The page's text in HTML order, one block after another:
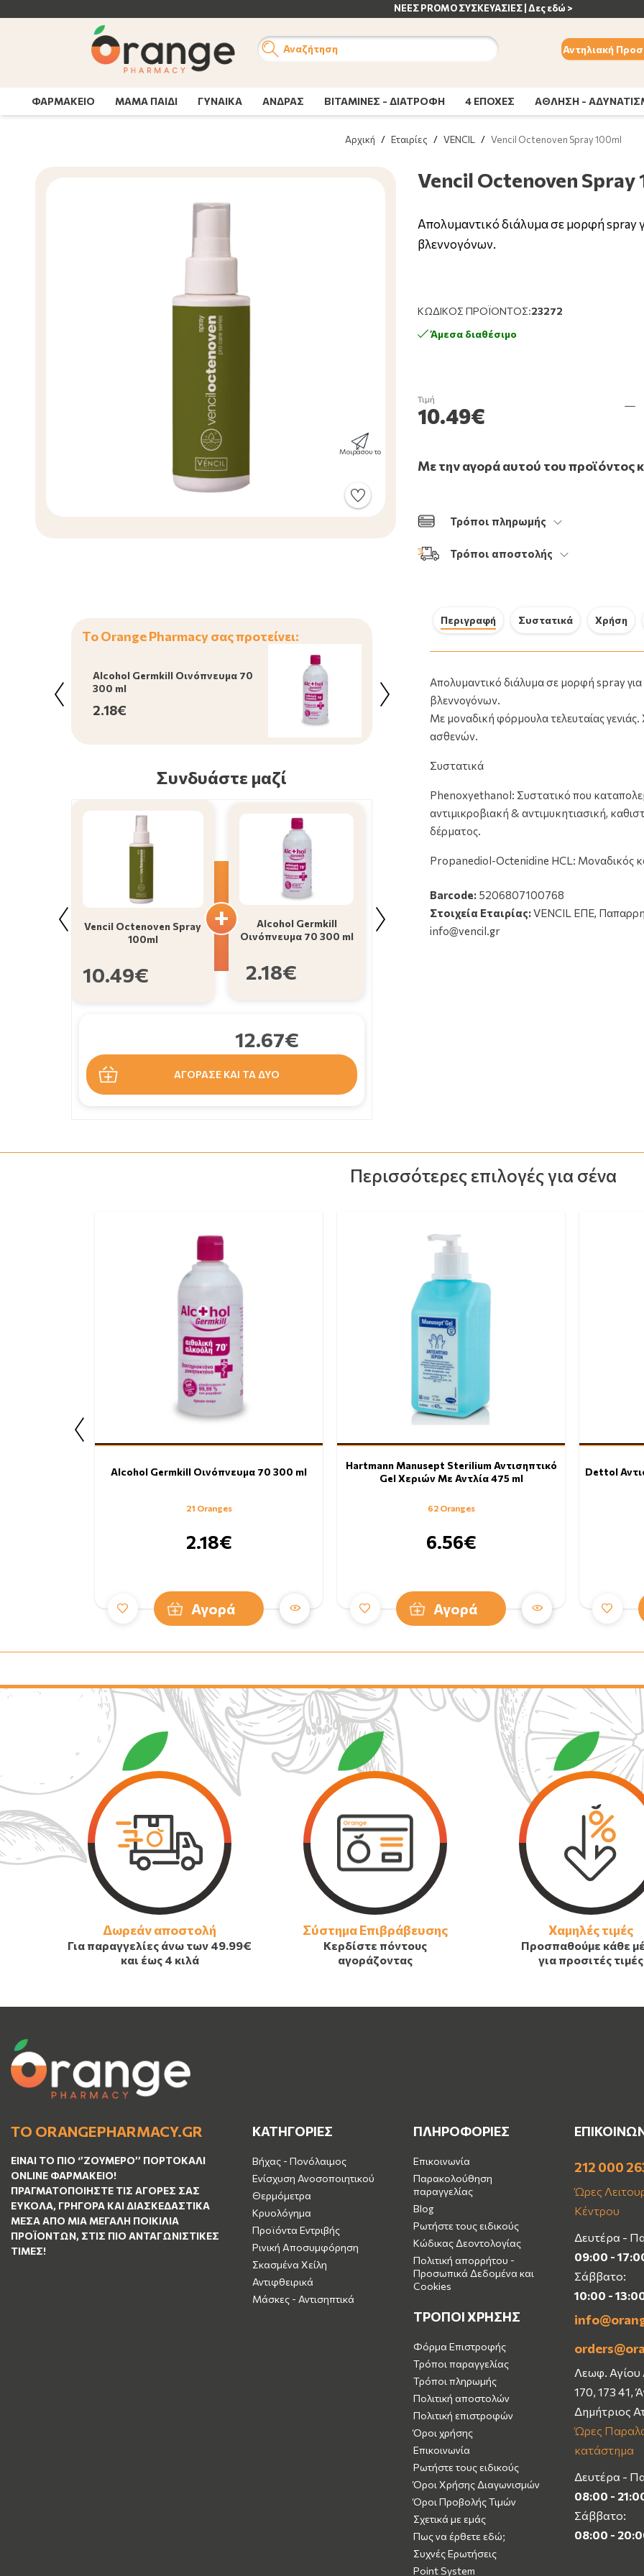
ΝΕΕΣ PROMO ΣΥΣΚΕΥΑΣΙΕΣ | Δες εδώ >
Αναζήτηση Αντηλιακή
ΦΑΡΜΑΚΕΙΟ ΜΑΜΑ ΠΑΙΔΙ ΓΥΝΑΙΚΑ ΑΝΔΡΑΣ ΒΙΤΑΜΙΝΕΣ - ΔΙΑΤΡΟΦΗ 4 ΕΠΟΧΕΣ ΑΘΛΗΣΗ -
Αρχική / Εταιρίες / VENCIL / Vencil Octenoven Spray 100ml
Μοιράσου το
Vencil Octenoven Spray
Απολυμαντικό διάλυμα σε μορφή spray
βλεννογόνων.
ΚΩΔΙΚΌΣ ΠΡΟΪΌΝΤΟΣ:23272
Άμεσα διαθέσιμο
Τιμή
10.49€
Με την αγορά αυτού του προϊόντος
Τρόποι πληρωμής
Τρόποι αποστολής
Περιγραφή Συστατικά Χρήση
Απολυμαντικό διάλυμα σε μορφή spray
βλεννογόνων.
Με μοναδική φόρμουλα τελευταίας
ασθενών.
Συστατικά
Phenoxyethanol: Συστατικό που
αντιμικροβιακή & αντιμυκητιασική,
δέρματος.
Propanediol-Οctenidine HCL: Μοναδικός
Glycerin: Ενδυναμώνει τον επιδερμικό
εξωτερικές επιθέσεις κι ερεθιστικούς
Ενδείξεις
Barcode: 5206807100768
Στοιχεία Εταιρίας:VENCIL ΕΠΕ,
info@vencil.gr
Το Orange Pharmacy σας προτείνει:
Alcohol Germkill Οινόπνευμα 70
300 ml
2.18€
Αντισηπτικό Gel Χεριών Με
Αντλία 475 ml
Συνδυάστε μαζί
Vencil Octenoven Spray
100ml
10.49€
Alcohol Germkill
Οινόπνευμα 70 300 ml
2.18€
12.67€
ΑΓΟΡΑΣΕ ΚΑΙ ΤΑ ΔΥΟ
Vencil Octenoven Spray
100ml
Hartmann
Sterilium
Περισσότερες επιλογές για σένα
Alcohol Germkill Οινόπνευμα 70 300 ml
21 Oranges
2.18€
Αγορά
Hartmann Manusept Sterilium Αντισηπτικό
Gel Χεριών Με Αντλία 475 ml
62 Oranges
6.56€
Αγορά
Dettol
Δωρεάν αποστολή
Για παραγγελίες άνω των 49.99€
και έως 4 κιλά
Σύστημα Επιβράβευσης
Κερδίστε πόντους
αγοράζοντας
Χαμηλές τιμές
Προσπαθούμε κάθε
για προσιτές τιμές
ΤΟ ORANGEPHARMACY.GR
ΕΊΝΑΙ ΤO ΠΙΟ ‘’ΖΟΥΜΕΡΌ’’ ΠΟΡΤΟΚΑΛΊ
ΟNLINE ΦΑΡΜΑΚΕΊΟ!
ΠΡΑΓΜΑΤΟΠΟΙΉΣΤΕ ΤΙΣ ΑΓΟΡΈΣ ΣΑΣ
ΕΎΚΟΛΑ, ΓΡΉΓΟΡΑ ΚΑΙ ΔΙΑΣΚΕΔΑΣΤΙΚΆ
ΜΈΣΑ ΑΠΌ ΜΙΑ ΜΕΓΆΛΗ ΠΟΙΚΙΛΊΑ
ΠΡΟΪΌΝΤΩΝ, ΣΤΙΣ ΠΙΟ ΑΝΤΑΓΩΝΙΣΤΙΚΈΣ
ΤΙΜΈΣ!
ΚΑΤΗΓΟΡΙΕΣ
Βήχας - Πονόλαιμος
Ενίσχυση Ανοσοποιητικού
Θερμόμετρα
Κρυολόγημα
Προϊόντα Εντριβής
Ρινική Αποσυμφόρηση
Σκασμένα Χείλη
Αντιφθειρικά
Μάσκες - Αντισηπτικά
ΠΛΗΡΟΦΟΡΙΕΣ
Επικοινωνία
Παρακολούθηση
παραγγελίας
Blog
Ρωτήστε τους ειδικούς
Κώδικας Δεοντολογίας
Πολιτική απορρήτου -
Προσωπικά Δεδομένα και
Cookies
ΤΡΟΠΟΙ ΧΡΗΣΗΣ
Φόρμα Επιστροφής
Τρόποι παραγγελίας
Τρόποι πληρωμής
Πολιτική αποστολών
Πολιτική επιστροφών
Όροι χρήσης
Επικοινωνία
Ρωτήστε τους ειδικούς
Όροι Χρήσης Διαγωνισμών
Όροι Προβολής Τιμών
Σχετικά με εμάς
Πως να έρθετε εδώ;
Συχνές Ερωτήσεις
Point System
212 000
Ώρες
Κέντρου
Δευτέρα -
09:00 -
Σάββατο:
10:00 -
Λεωφ. Αγίου
170, 173 41,
Δημήτριος
Ώρες
κατάστημα
Δευτέρα -
08:00 -
Σάββατο:
08:00 -